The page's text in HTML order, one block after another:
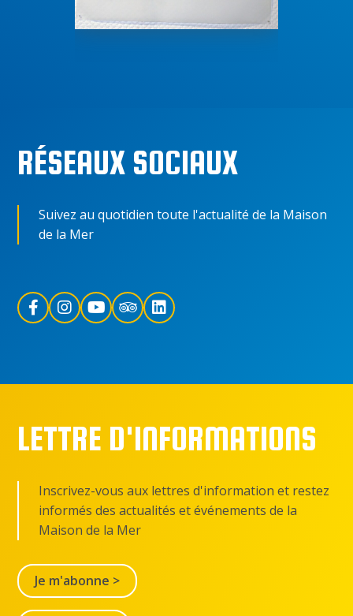
RÉSEAUX SOCIAUX
Suivez au quotidien toute l'actualité de la Maison
de la Mer
LETTRE D'INFORMATIONS
Inscrivez-vous aux lettres d'information et restez
informés des actualités et événements de la
Maison de la Mer
Je m'abonne >